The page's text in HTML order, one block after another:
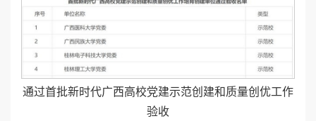
通过首批新时代广西高校党建示范创建和质量创优工作
验收